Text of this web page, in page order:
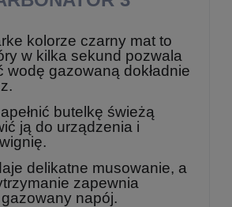
kolorze czarny mat to
w kilka sekund pozwala
wodę gazowaną dokładnie
butelkę świeżą
ją do urządzenia i
delikatne musowanie, a
zapewnia
napój.